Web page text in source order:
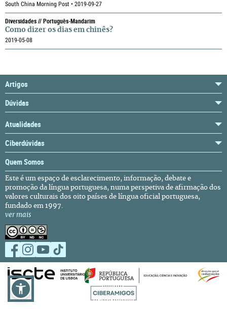
South China Morning Post • 2019-09-27
Diversidades // Português-Mandarim
Como dizer os dias em chinês?
2019-05-08
Artigos
Dúvidas
Atualidades
Ciberdúvidas
Quem Somos
Este é um espaço de esclarecimento, informação, debate e
promoção da língua portuguesa, numa perspetiva de afirmação dos
valores culturais dos oito países de língua oficial portuguesa,
fundado em 1997.
ver mais